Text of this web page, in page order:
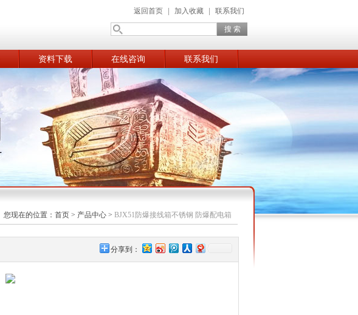
返回首页 加入收藏 联系我们
资料下载 在线咨询 联系我们
您现在的位置： 首页 > 产品中心 > BJX51防爆接线箱不锈钢 防爆配电箱
分享到：